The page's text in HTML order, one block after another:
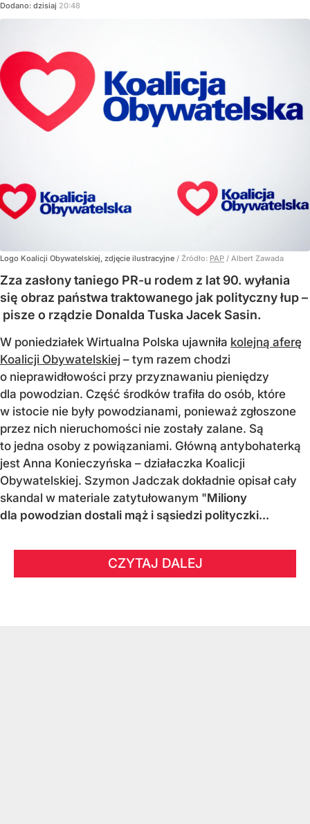
Dodano: dzisiaj 20:48
Logo Koalicji Obywatelskiej, zdjęcie ilustracyjne / Źródło: PAP / Albert Zawada
Zza zasłony taniego PR-u rodem z lat 90. wyłania
się obraz państwa traktowanego jak polityczny łup –
pisze o rządzie Donalda Tuska Jacek Sasin.
W poniedziałek Wirtualna Polska ujawniła kolejną aferę
Koalicji Obywatelskiej – tym razem chodzi
o nieprawidłowości przy przyznawaniu pieniędzy
dla powodzian. Część środków trafiła do osób, które
w istocie nie były powodzianami, ponieważ zgłoszone
przez nich nieruchomości nie zostały zalane. Są
to jedna osoby z powiązaniami. Główną antybohaterką
jest Anna Konieczyńska – działaczka Koalicji
Obywatelskiej. Szymon Jadczak dokładnie opisał cały
skandal w materiale zatytułowanym "Miliony
dla powodzian dostali mąż i sąsiedzi polityczki...
CZYTAJ DALEJ